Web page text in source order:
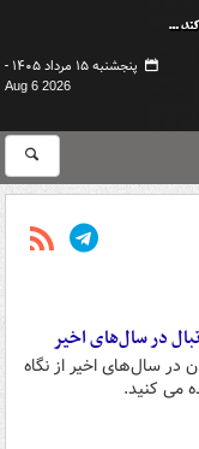
پنجشنبه ۱۵ مرداد ۱۴۰۵ -
Aug 6 2026
در سال‌های اخیر
در سال‌های اخیر از نگاه
می کنید.